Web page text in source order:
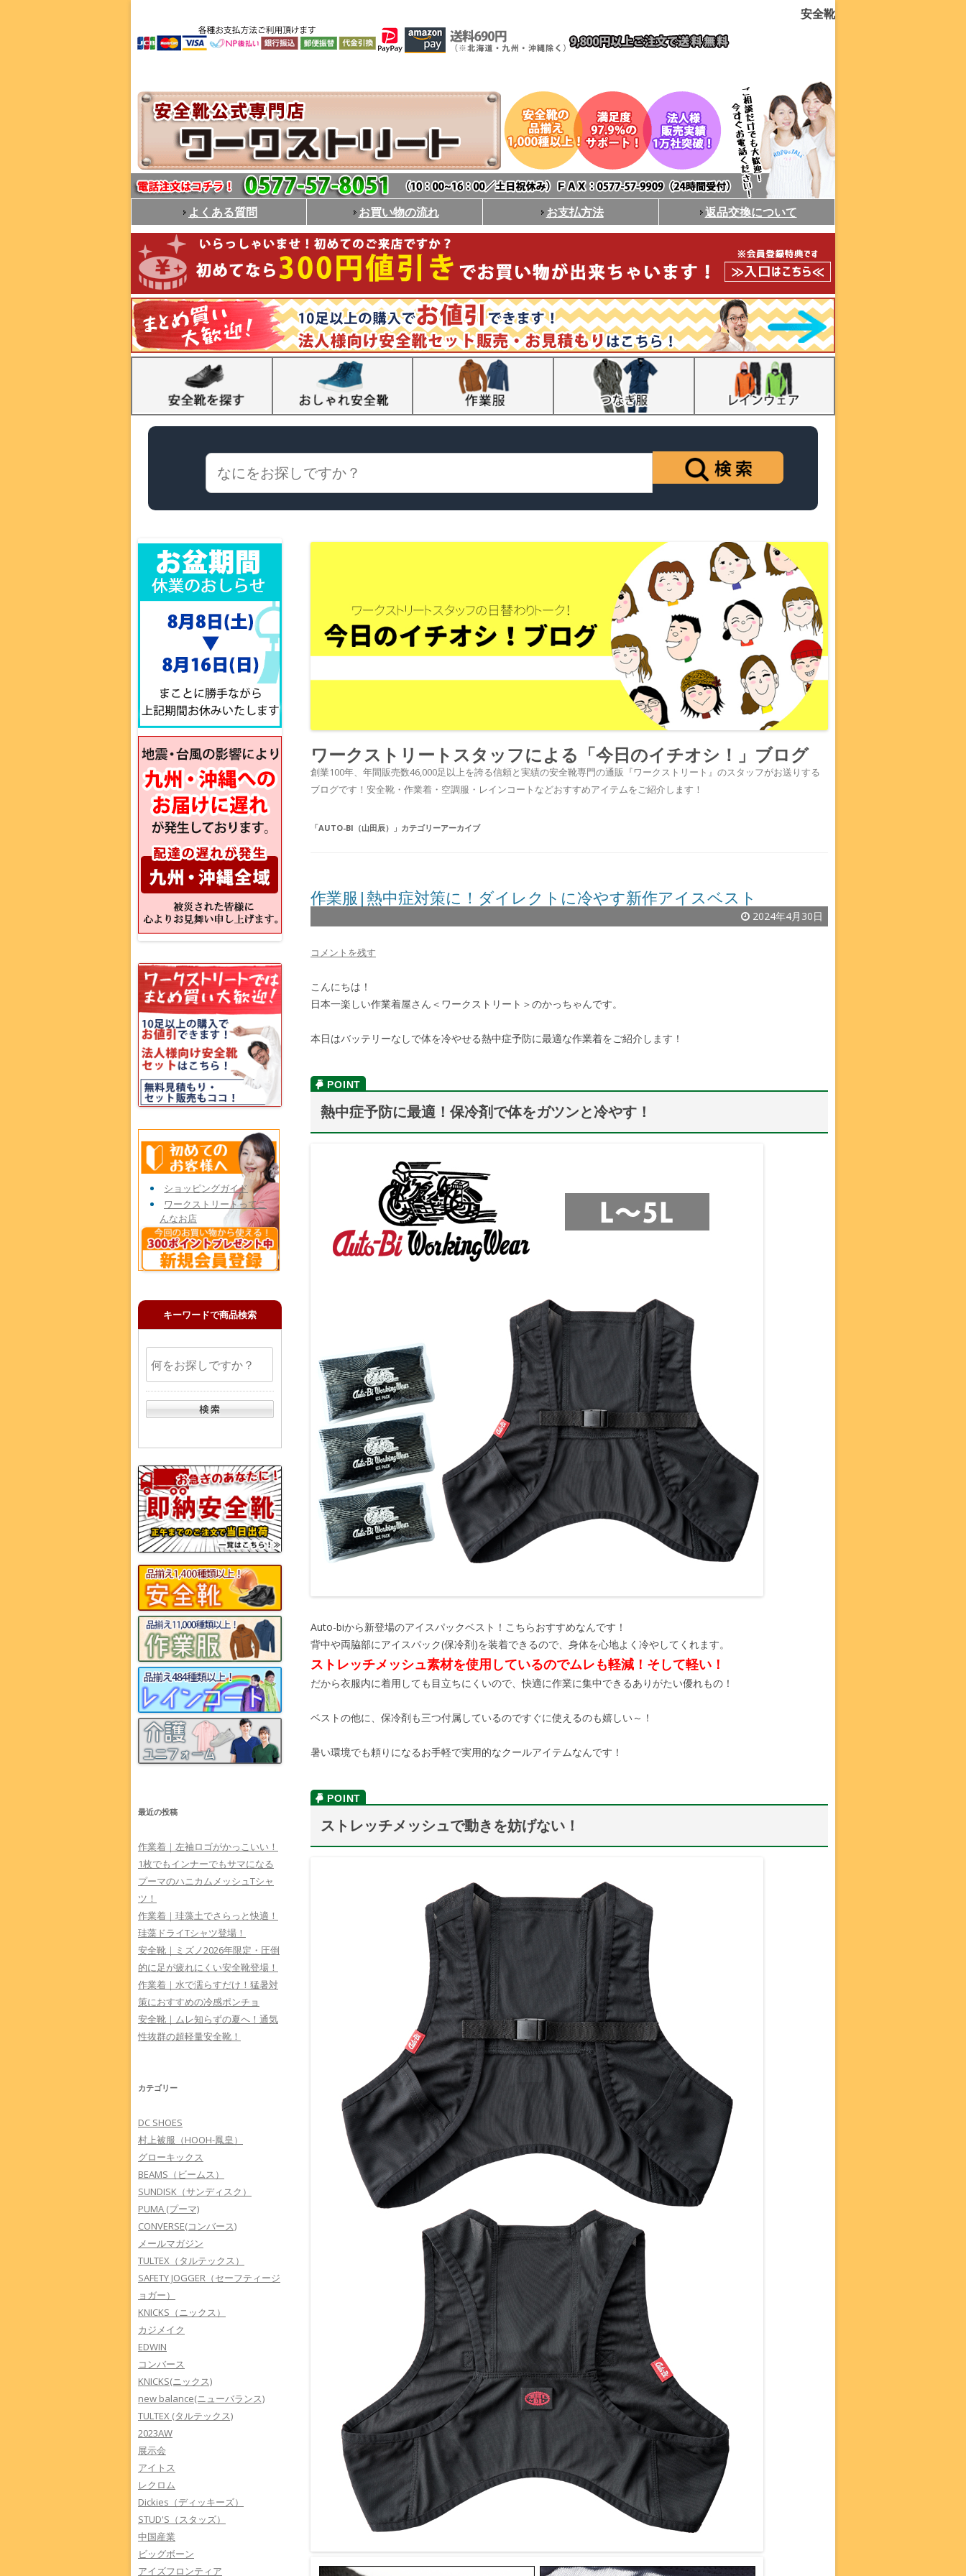
安全靴
よくある質問 お買い物の流れ お支払方法 返品交換について
ワークストリートスタッフによる「今日のイチオシ！」ブログ
創業100年、年間販売数46,000足以上を誇る信頼と実績の安全靴専門の通販『ワークストリート』のスタッフがお送りする
ブログです！安全靴・作業着・空調服・レインコートなどおすすめアイテムをご紹介します！
「AUTO-BI（山田辰） 」カテゴリーアーカイブ
作業服|熱中症対策に！ダイレクトに冷やす新作アイスベスト
2024年4月30日
コメントを残す
こんにちは！
日本一楽しい作業着屋さん＜ワークストリート＞のかっちゃんです。
本日はバッテリーなしで体を冷やせる熱中症予防に最適な作業着をご紹介します！
熱中症予防に最適！保冷剤で体をガツンと冷やす！
Auto-biから新登場のアイスパックベスト！こちらおすすめなんです！
背中や両脇部にアイスパック(保冷剤)を装着できるので、身体を心地よく冷やしてくれます。
ストレッチメッシュ素材を使用しているのでムレも軽減！そして軽い！
だから衣服内に着用しても目立ちにくいので、快適に作業に集中できるありがたい優れもの！
ベストの他に、保冷剤も三つ付属しているのですぐに使えるのも嬉しい～！
暑い環境でも頼りになるお手軽で実用的なクールアイテムなんです！
ストレッチメッシュで動きを妨げない！
ショッピングガイド
ワークストリートってこ
んなお店
キーワードで商品検索
最近の投稿
作業着｜左袖ロゴがかっこいい！
1枚でもインナーでもサマになる
プーマのハニカムメッシュTシャ
ツ！
作業着｜珪藻土でさらっと快適！
珪藻ドライTシャツ登場！
安全靴｜ミズノ2026年限定・圧倒
的に足が疲れにくい安全靴登場！
作業着｜水で濡らすだけ！猛暑対
策におすすめの冷感ポンチョ
安全靴｜ムレ知らずの夏へ！通気
性抜群の超軽量安全靴！
カテゴリー
DC SHOES
村上被服（HOOH-鳳皇）
グローキックス
BEAMS（ビームス）
SUNDISK（サンディスク）
PUMA (プーマ)
CONVERSE(コンバース)
メールマガジン
TULTEX（タルテックス）
SAFETY JOGGER（セーフティージ
ョガー）
KNICKS（ニックス）
カジメイク
EDWIN
コンバース
KNICKS(ニックス)
new balance(ニューバランス)
TULTEX (タルテックス)
2023AW
展示会
アイトス
レクロム
Dickies（ディッキーズ）
STUD'S（スタッズ）
中国産業
ビッグボーン
アイズフロンティア